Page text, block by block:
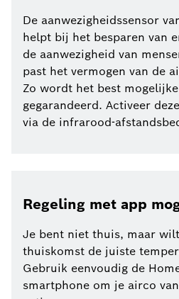
De aanwezigheidssensor
helpt bij het besparen van
de aanwezigheid van
past het vermogen van de
Zo wordt het best
gegarandeerd. Activeer
via de infrarood-
Regeling met app
Je bent niet thuis, maar
thuiskomst de juiste
Gebruik eenvoudig de
smartphone om je airco